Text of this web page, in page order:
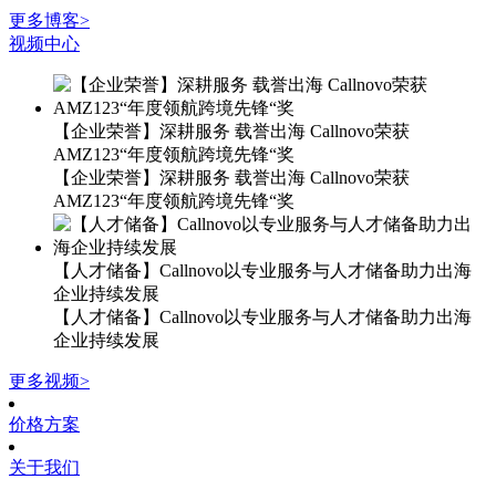
更多博客>
视频中心
【企业荣誉】深耕服务 载誉出海 Callnovo荣获
AMZ123“年度领航跨境先锋“奖
【企业荣誉】深耕服务 载誉出海 Callnovo荣获
AMZ123“年度领航跨境先锋“奖
【人才储备】Callnovo以专业服务与人才储备助力出海
企业持续发展
【人才储备】Callnovo以专业服务与人才储备助力出海
企业持续发展
更多视频>
价格方案
关于我们